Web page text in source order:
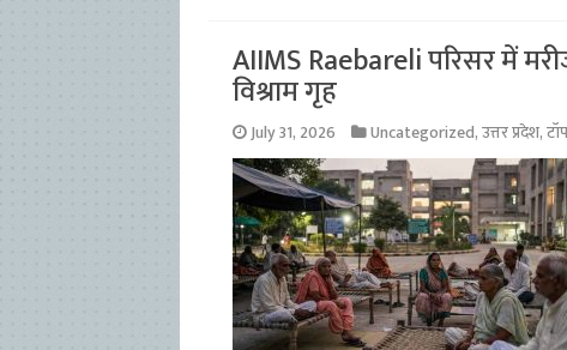
AIIMS Raebareli परिसर में
विश्राम गृह
July 31, 2026 Uncategorized,उत्तर प्रदेश,